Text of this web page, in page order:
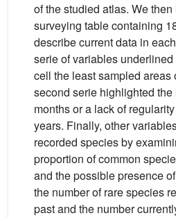
of the studied atlas. We
surveying table containing
describe current data in
serie of variables
cell the least sampled areas
second serie highlighted
months or a lack of
years. Finally, other
recorded species by
proportion of common
and the possible presence
the number of rare species
past and the number